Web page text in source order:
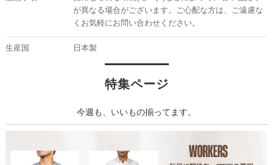
が異なる場合がございます。ご心配な方は、ご遠慮な
くお気軽にお問い合わせください。
生産国 日本製
特集ページ
今週も、いいもの揃ってます。